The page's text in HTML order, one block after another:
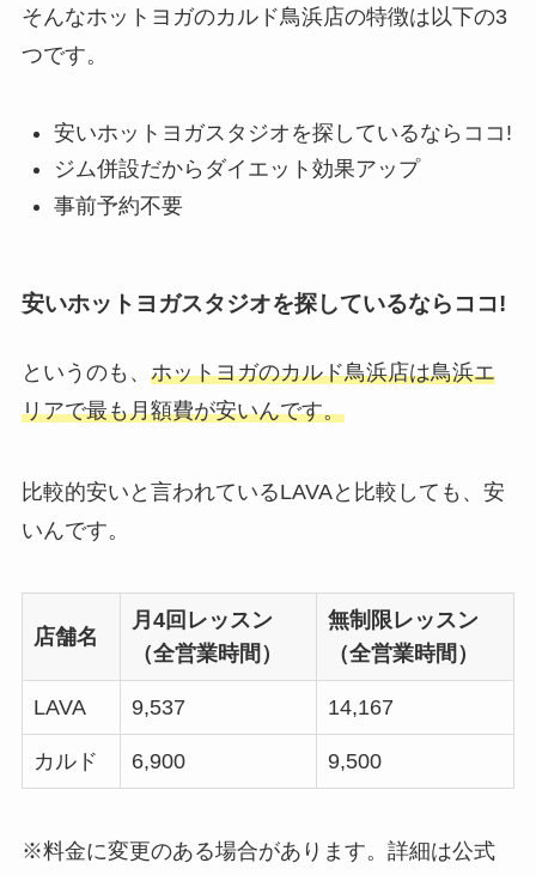
そんなホットヨガのカルド鳥浜店の特徴は以下の3
つです。
安いホットヨガスタジオを探しているならココ!
ジム併設だからダイエット効果アップ
事前予約不要
安いホットヨガスタジオを探しているならココ!
というのも、 ホットヨガのカルド鳥浜店は鳥浜エ
リアで最も月額費が安いんです。
比較的安いと言われているLAVAと比較しても、安
いんです。
店舗名
月4回レッスン
（全営業時間）
無制限レッスン
（全営業時間）
LAVA 9,537 14,167
カルド 6,900 9,500
※料金に変更のある場合があります。詳細は公式